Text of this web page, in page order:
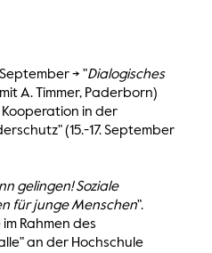
-> "Dialogisches
A. Timmer, Paderborn)
in der
(15.-17. September
gelingen! Soziale
für junge Menschen".
Rahmen des
an der Hochschule